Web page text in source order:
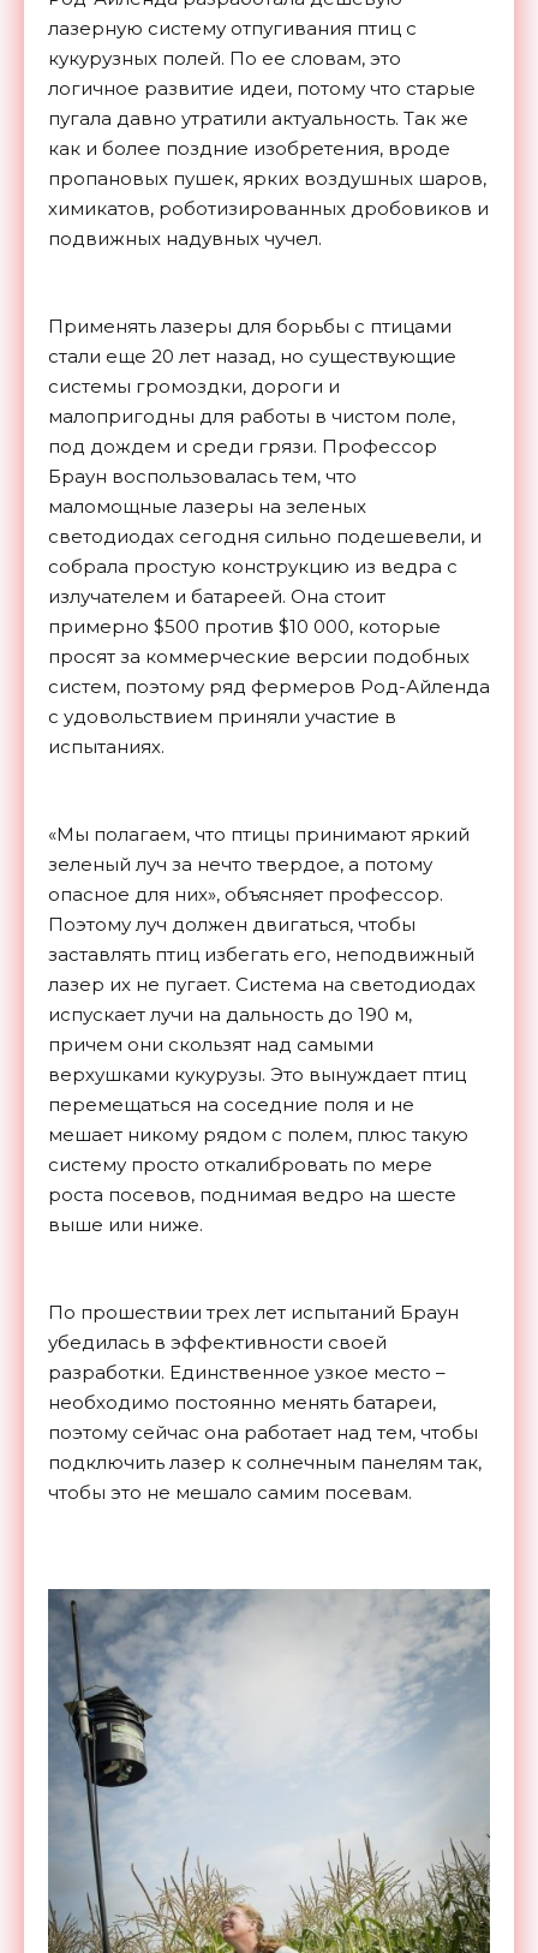
лазерную систему отпугивания птиц с
кукурузных полей. По ее словам, это
логичное развитие идеи, потому что старые
пугала давно утратили актуальность. Так же
как и более поздние изобретения, вроде
пропановых пушек, ярких воздушных шаров,
химикатов, роботизированных дробовиков и
подвижных надувных чучел.
Применять лазеры для борьбы с птицами
стали еще 20 лет назад, но существующие
системы громоздки, дороги и
малопригодны для работы в чистом поле,
под дождем и среди грязи. Профессор
Браун воспользовалась тем, что
маломощные лазеры на зеленых
светодиодах сегодня сильно подешевели, и
собрала простую конструкцию из ведра с
излучателем и батареей. Она стоит
примерно $500 против $10 000, которые
просят за коммерческие версии подобных
систем, поэтому ряд фермеров Род-Айленда
с удовольствием приняли участие в
испытаниях.
«Мы полагаем, что птицы принимают яркий
зеленый луч за нечто твердое, а потому
опасное для них», объясняет профессор.
Поэтому луч должен двигаться, чтобы
заставлять птиц избегать его, неподвижный
лазер их не пугает. Система на светодиодах
испускает лучи на дальность до 190 м,
причем они скользят над самыми
верхушками кукурузы. Это вынуждает птиц
перемещаться на соседние поля и не
мешает никому рядом с полем, плюс такую
систему просто откалибровать по мере
роста посевов, поднимая ведро на шесте
выше или ниже.
По прошествии трех лет испытаний Браун
убедилась в эффективности своей
разработки. Единственное узкое место –
необходимо постоянно менять батареи,
поэтому сейчас она работает над тем, чтобы
подключить лазер к солнечным панелям так,
чтобы это не мешало самим посевам.